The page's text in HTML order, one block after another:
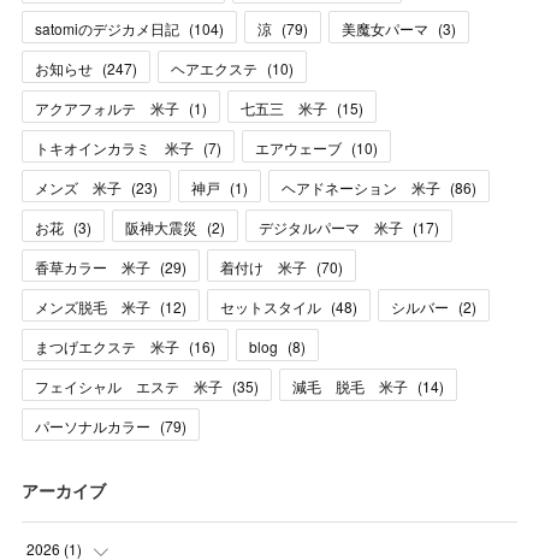
satomiのデジカメ日記 (104) 涼 (79) 美魔女パーマ (3)
お知らせ (247) ヘアエクステ (10)
アクアフォルテ 米子 (1) 七五三 米子 (15)
トキオインカラミ 米子 (7) エアウェーブ (10)
メンズ 米子 (23) 神戸 (1) ヘアドネーション 米子 (86)
お花 (3) 阪神大震災 (2) デジタルパーマ 米子 (17)
香草カラー 米子 (29) 着付け 米子 (70)
メンズ脱毛 米子 (12) セットスタイル (48) シルバー (2)
まつげエクステ 米子 (16) blog (8)
フェイシャル エステ 米子 (35) 減毛 脱毛 米子 (14)
パーソナルカラー (79)
アーカイブ
2026 (1)